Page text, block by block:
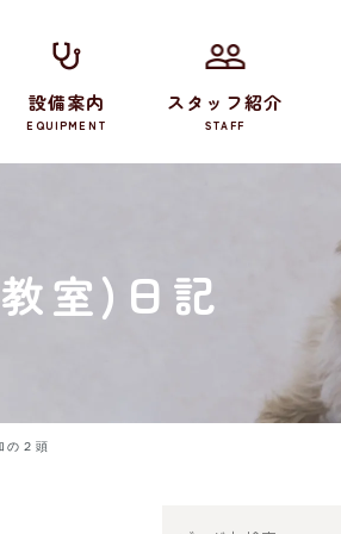
設備案内
EQUIPMENT
スタッフ紹介
STAFF
室)日記
の２頭